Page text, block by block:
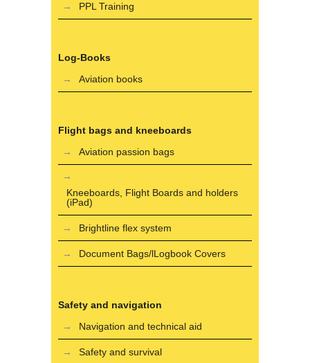
PPL Training
Log-Books
Aviation books
Flight bags and kneeboards
Aviation passion bags
Kneeboards, Flight Boards and holders
(iPad)
Brightline flex system
Document Bags/lLogbook Covers
Safety and navigation
Navigation and technical aid
Safety and survival